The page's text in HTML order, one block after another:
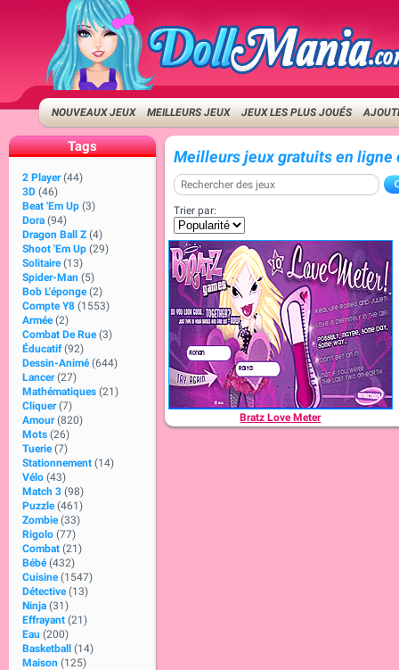
NOUVEAUX JEUX MEILLEURS JEUX JEUX LES PLUS JOUÉS
Tags
2 Player (44)
3D (46)
Beat 'Em Up (3)
Dora (94)
Dragon Ball Z (4)
Shoot 'Em Up (29)
Solitaire (13)
Spider-Man (5)
Bob L'éponge (2)
Compte Y8 (1553)
Armée (2)
Combat De Rue (3)
Éducatif (92)
Dessin-Animé (644)
Lancer (27)
Mathématiques (21)
Cliquer (7)
Amour (820)
Mots (26)
Tuerie (7)
Stationnement (14)
Vélo (43)
Match 3 (98)
Puzzle (461)
Zombie (33)
Rigolo (77)
Combat (21)
Bébé (432)
Cuisine (1547)
Détective (13)
Ninja (31)
Effrayant (21)
Eau (200)
Basketball
(14)
Maison (125)
Meilleurs jeux gratuits en ligne
Trier par:
Bratz Love Meter